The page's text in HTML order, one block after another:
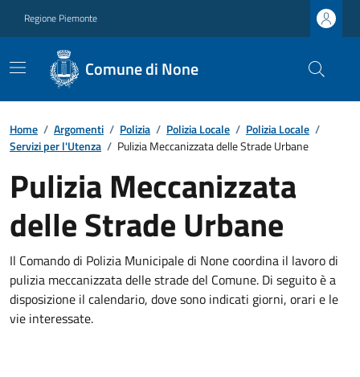
Regione Piemonte
Comune di None
Home / Argomenti / Polizia / Polizia Locale / Polizia Locale /
Servizi per l'Utenza / Pulizia Meccanizzata delle Strade Urbane
Pulizia Meccanizzata
delle Strade Urbane
Il Comando di Polizia Municipale di None coordina il lavoro di
pulizia meccanizzata delle strade del Comune. Di seguito è a
disposizione il calendario, dove sono indicati giorni, orari e le
vie interessate.